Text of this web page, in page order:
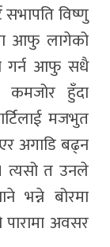
सभापति विष्णु
आफु लागेको
गर्न आफु सधै
हुँदा
मजभुत
अगाडि बढ्न
त्यसो त उनले
भन्ने बोरमा
अवसर